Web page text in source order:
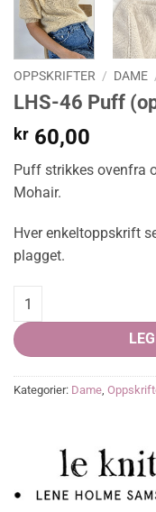
OPPSKRIFTER / DAME
LHS-46 Puff
kr 60,00
Puff strikkes ovenfra
Mohair.
Hver enkeltoppskrift
plagget.
LHS-46 Puff (oppskrift)
Kategorier: Dame,